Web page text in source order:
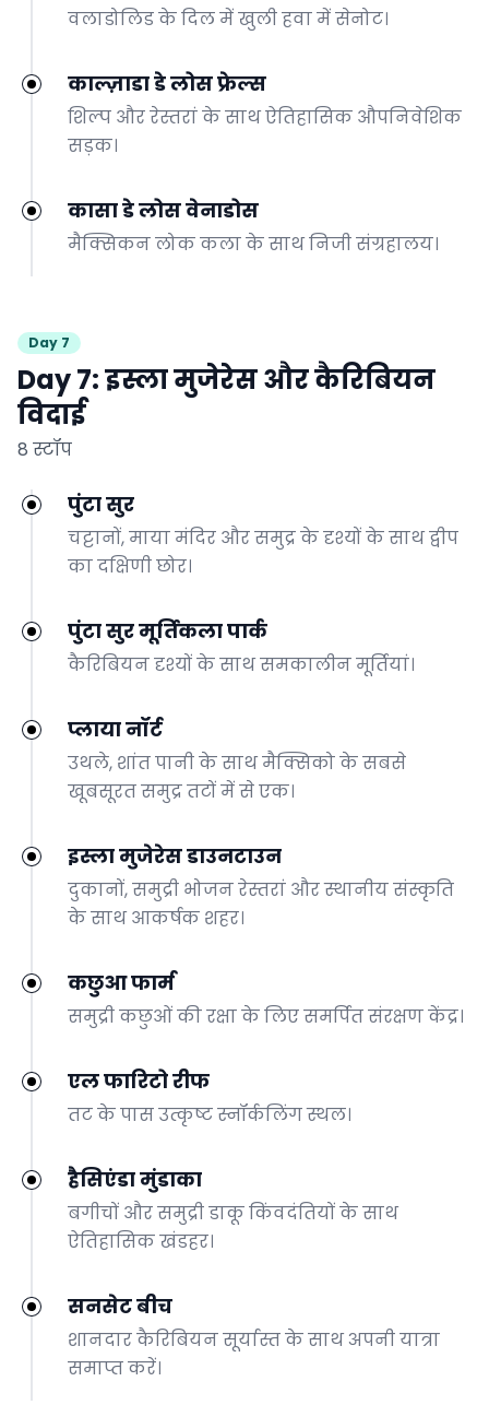
वलाडोलिड के दिल में खुली हवा में सेनोट।
काल्ज़ाडा डे लोस फ्रेल्स
शिल्प और रेस्तरां के साथ ऐतिहासिक औपनिवेशिक
सड़क।
कासा डे लोस वेनाडोस
मैक्सिकन लोक कला के साथ निजी संग्रहालय।
Day 7
Day 7: इस्ला मुजेरेस और कैरिबियन
विदाई
8 स्टॉप
पुंटा सुर
चट्टानों, माया मंदिर और समुद्र के दृश्यों के साथ द्वीप
का दक्षिणी छोर।
पुंटा सुर मूर्तिकला पार्क
कैरिबियन दृश्यों के साथ समकालीन मूर्तियां।
प्लाया नॉर्ट
उथले, शांत पानी के साथ मैक्सिको के सबसे
खूबसूरत समुद्र तटों में से एक।
इस्ला मुजेरेस डाउनटाउन
दुकानों, समुद्री भोजन रेस्तरां और स्थानीय संस्कृति
के साथ आकर्षक शहर।
कछुआ फार्म
समुद्री कछुओं की रक्षा के लिए समर्पित संरक्षण केंद्र।
एल फारिटो रीफ
तट के पास उत्कृष्ट स्नॉर्कलिंग स्थल।
हैसिएंडा मुंडाका
बगीचों और समुद्री डाकू किंवदंतियों के साथ
ऐतिहासिक खंडहर।
सनसेट बीच
शानदार कैरिबियन सूर्यास्त के साथ अपनी यात्रा
समाप्त करें।